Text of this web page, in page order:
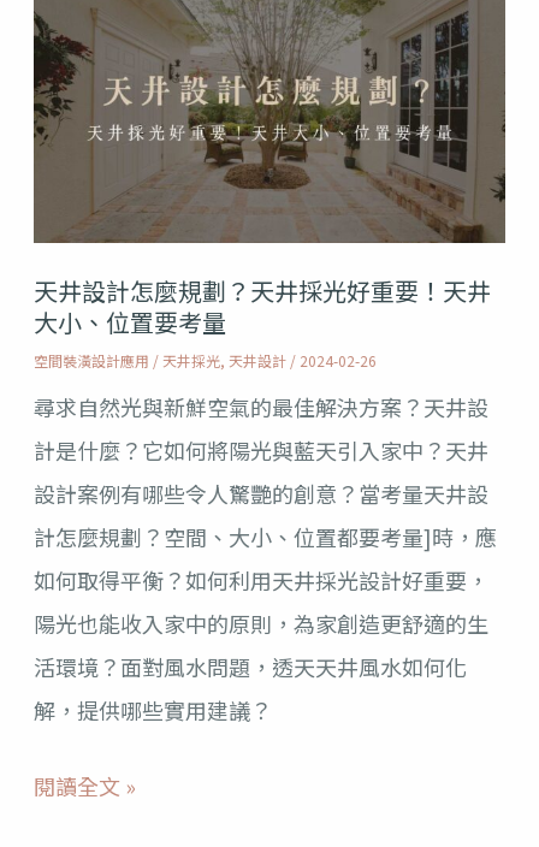
天井設計怎麼規劃？天井採光好重要！天井
大小、位置要考量
空間裝潢設計應用 /天井採光, 天井設計/ 2024-02-26
尋求自然光與新鮮空氣的最佳解決方案？天井設
計是什麼？它如何將陽光與藍天引入家中？天井
設計案例有哪些令人驚艷的創意？當考量天井設
計怎麼規劃？空間、大小、位置都要考量]時，應
如何取得平衡？如何利用天井採光設計好重要，
陽光也能收入家中的原則，為家創造更舒適的生
活環境？面對風水問題，透天天井風水如何化
解，提供哪些實用建議？
井
設
計
劃？
天
小、
閱讀全文 »